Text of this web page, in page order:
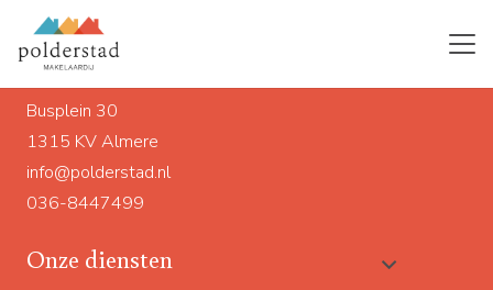
Ons adres
Busplein 30
1315 KV Almere
info@polderstad.nl
036-8447499
Onze diensten